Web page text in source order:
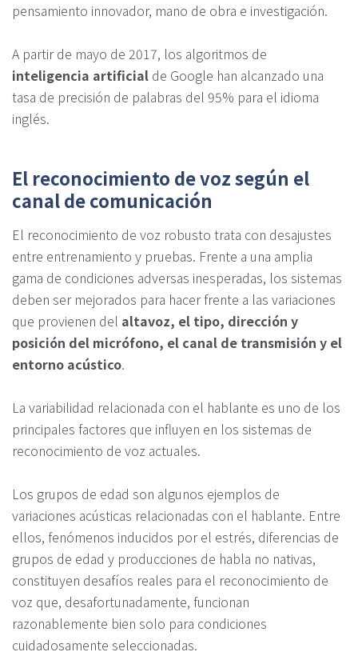
pensamiento innovador, mano de obra e investigación.
A partir de mayo de 2017, los algoritmos de
inteligencia artificial de Google han alcanzado una
tasa de precisión de palabras del 95% para el idioma
inglés.
El reconocimiento de voz según el
canal de comunicación
El reconocimiento de voz robusto trata con desajustes
entre entrenamiento y pruebas. Frente a una amplia
gama de condiciones adversas inesperadas, los sistemas
deben ser mejorados para hacer frente a las variaciones
que provienen del altavoz, el tipo, dirección y
posición del micrófono, el canal de transmisión y el
entorno acústico.
La variabilidad relacionada con el hablante es uno de los
principales factores que influyen en los sistemas de
reconocimiento de voz actuales.
Los grupos de edad son algunos ejemplos de
variaciones acústicas relacionadas con el hablante. Entre
ellos, fenómenos inducidos por el estrés, diferencias de
grupos de edad y producciones de habla no nativas,
constituyen desafíos reales para el reconocimiento de
voz que, desafortunadamente, funcionan
razonablemente bien solo para condiciones
cuidadosamente seleccionadas.